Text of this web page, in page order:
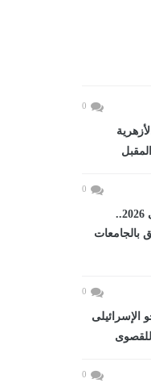
0
0
تنسيق المرحلة الأولى 2026..
بالجامعات
0
الإسرائيلى
للقصوى
0